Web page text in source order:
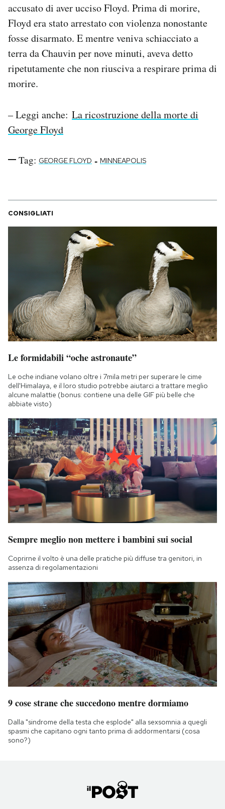
accusato di aver ucciso Floyd. Prima di morire,
Floyd era stato arrestato con violenza nonostante
fosse disarmato. E mentre veniva schiacciato a
terra da Chauvin per nove minuti, aveva detto
ripetutamente che non riusciva a respirare prima di
morire.
– Leggi anche: La ricostruzione della morte di
George Floyd
Tag: GEORGE FLOYD - MINNEAPOLIS
CONSIGLIATI
Le formidabili “oche astronaute”
Le oche indiane volano oltre i 7mila metri per superare le cime
dell'Himalaya, e il loro studio potrebbe aiutarci a trattare meglio
alcune malattie (bonus: contiene una delle GIF più belle che
abbiate visto)
Sempre meglio non mettere i bambini sui social
Coprirne il volto è una delle pratiche più diffuse tra genitori, in
assenza di regolamentazioni
9 cose strane che succedono mentre dormiamo
Dalla "sindrome della testa che esplode" alla sexsomnia a quegli
spasmi che capitano ogni tanto prima di addormentarsi (cosa
sono?)